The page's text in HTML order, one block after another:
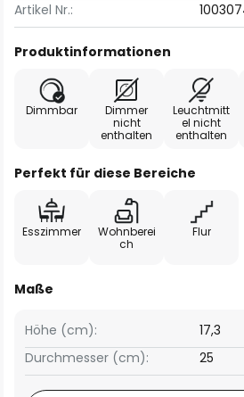
Artikel Nr.:
Produktinformationen
Dimmbar
Dimmer
nicht
enthalten
Leuchtmitt
el nicht
enthalten
Perfekt für diese Bereiche
Esszimmer
Wohnberei
ch
Flur
Maße
Höhe (cm):
17,3
Durchmesser (cm):
25